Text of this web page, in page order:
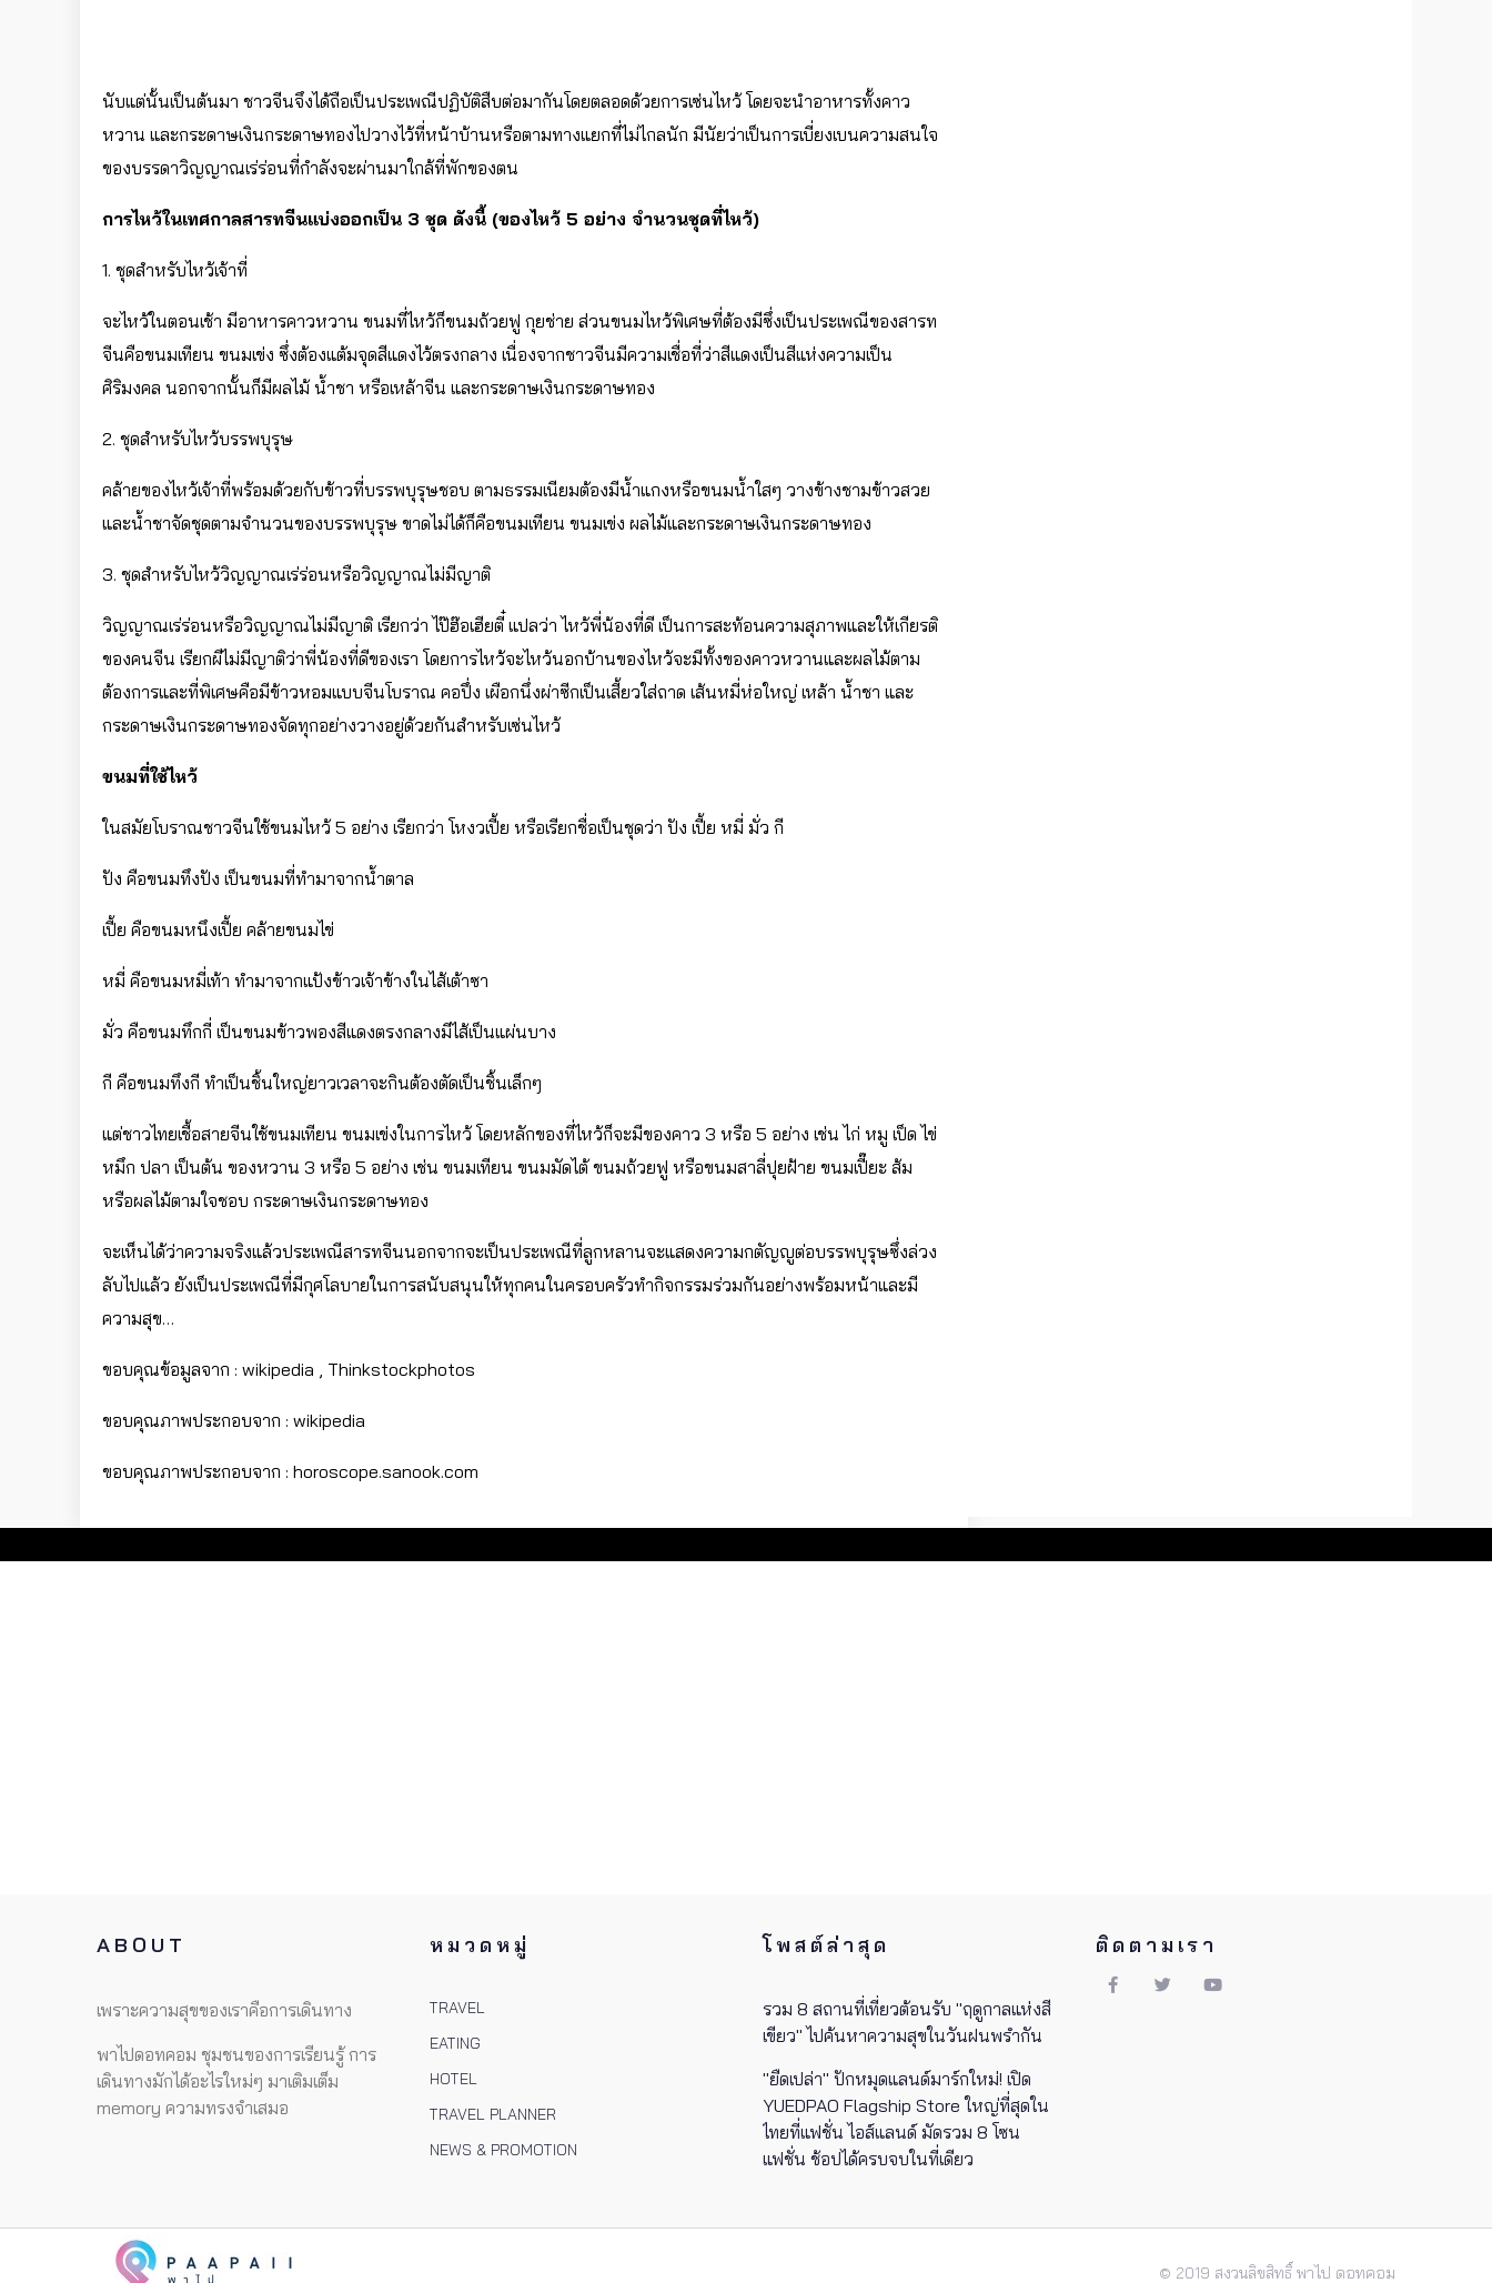
นับแต่นั้นเป็นต้นมา ชาวจีนจึงได้ถือเป็นประเพณีปฏิบัติสืบต่อมากันโดยตลอดด้วยการเซ่นไหว้ โดยจะนำอาหารทั้งคาว
หวาน และกระดาษเงินกระดาษทองไปวางไว้ที่หน้าบ้านหรือตามทางแยกที่ไม่ไกลนัก มีนัยว่าเป็นการเบี่ยงเบนความสนใจ
ของบรรดาวิญญาณเร่ร่อนที่กำลังจะผ่านมาใกล้ที่พักของตน
การไหว้ในเทศกาลสารทจีนแบ่งออกเป็น 3 ชุด ดังนี้ (ของไหว้ 5 อย่าง จำนวนชุดที่ไหว้)
1. ชุดสำหรับไหว้เจ้าที่
จะไหว้ในตอนเช้า มีอาหารคาวหวาน ขนมที่ไหว้ก็ขนมถ้วยฟู กุยช่าย ส่วนขนมไหว้พิเศษที่ต้องมีซึ่งเป็นประเพณีของสารท
จีนคือขนมเทียน ขนมเข่ง ซึ่งต้องแต้มจุดสีแดงไว้ตรงกลาง เนื่องจากชาวจีนมีความเชื่อที่ว่าสีแดงเป็นสีแห่งความเป็น
ศิริมงคล นอกจากนั้นก็มีผลไม้ น้ำชา หรือเหล้าจีน และกระดาษเงินกระดาษทอง
2. ชุดสำหรับไหว้บรรพบุรุษ
คล้ายของไหว้เจ้าที่พร้อมด้วยกับข้าวที่บรรพบุรุษชอบ ตามธรรมเนียมต้องมีน้ำแกงหรือขนมน้ำใสๆ วางข้างชามข้าวสวย
และน้ำชาจัดชุดตามจำนวนของบรรพบุรุษ ขาดไม่ได้ก็คือขนมเทียน ขนมเข่ง ผลไม้และกระดาษเงินกระดาษทอง
3. ชุดสำหรับไหว้วิญญาณเร่ร่อนหรือวิญญาณไม่มีญาติ
วิญญาณเร่ร่อนหรือวิญญาณไม่มีญาติ เรียกว่า ไป๊ฮ๊อเฮียตี๋ แปลว่า ไหว้พี่น้องที่ดี เป็นการสะท้อนความสุภาพและให้เกียรติ
ของคนจีน เรียกผีไม่มีญาติว่าพี่น้องที่ดีของเรา โดยการไหว้จะไหว้นอกบ้านของไหว้จะมีทั้งของคาวหวานและผลไม้ตาม
ต้องการและที่พิเศษคือมีข้าวหอมแบบจีนโบราณ คอปึ่ง เผือกนึ่งผ่าซีกเป็นเสี้ยวใส่ถาด เส้นหมี่ห่อใหญ่ เหล้า น้ำชา และ
กระดาษเงินกระดาษทองจัดทุกอย่างวางอยู่ด้วยกันสำหรับเซ่นไหว้
ขนมที่ใช้ไหว้
ในสมัยโบราณชาวจีนใช้ขนมไหว้ 5 อย่าง เรียกว่า โหงวเปี้ย หรือเรียกชื่อเป็นชุดว่า ปัง เปี้ย หมี่ มั่ว กี
ปัง คือขนมทึงปัง เป็นขนมที่ทำมาจากน้ำตาล
เปี้ย คือขนมหนึงเปี้ย คล้ายขนมไข่
หมี่ คือขนมหมี่เท้า ทำมาจากแป้งข้าวเจ้าข้างในไส้เต้าซา
มั่ว คือขนมทึกกี่ เป็นขนมข้าวพองสีแดงตรงกลางมีไส้เป็นแผ่นบาง
กี คือขนมทึงกี ทำเป็นชิ้นใหญ่ยาวเวลาจะกินต้องตัดเป็นชิ้นเล็กๆ
แต่ชาวไทยเชื้อสายจีนใช้ขนมเทียน ขนมเข่งในการไหว้ โดยหลักของที่ไหว้ก็จะมีของคาว 3 หรือ 5 อย่าง เช่น ไก่ หมู เป็ด ไข่
หมึก ปลา เป็นต้น ของหวาน 3 หรือ 5 อย่าง เช่น ขนมเทียน ขนมมัดไต้ ขนมถ้วยฟู หรือขนมสาลี่ปุยฝ้าย ขนมเปี๊ยะ ส้ม
หรือผลไม้ตามใจชอบ กระดาษเงินกระดาษทอง
จะเห็นได้ว่าความจริงแล้วประเพณีสารทจีนนอกจากจะเป็นประเพณีที่ลูกหลานจะแสดงความกตัญญูต่อบรรพบุรุษซึ่งล่วง
ลับไปแล้ว ยังเป็นประเพณีที่มีกุศโลบายในการสนับสนุนให้ทุกคนในครอบครัวทำกิจกรรมร่วมกันอย่างพร้อมหน้าและมี
ความสุข…
ขอบคุณข้อมูลจาก : wikipedia , Thinkstockphotos
ขอบคุณภาพประกอบจาก : wikipedia
ขอบคุณภาพประกอบจาก : horoscope.sanook.com
ABOUT
เพราะความสุขของเราคือการเดินทาง
พาไปดอทคอม ชุมชนของการเรียนรู้ การ
เดินทางมักได้อะไรใหม่ๆ มาเติมเต็ม
memory ความทรงจำเสมอ
หมวดหมู่
TRAVEL
EATING
HOTEL
TRAVEL PLANNER
NEWS & PROMOTION
โพสต์ล่าสุด
รวม 8 สถานที่เที่ยวต้อนรับ "ฤดูกาลแห่งสี
เขียว" ไปค้นหาความสุขในวันฝนพรำกัน
"ยืดเปล่า" ปักหมุดแลนด์มาร์กใหม่! เปิด
YUEDPAO Flagship Store ใหญ่ที่สุดใน
ไทยที่แฟชั่น ไอส์แลนด์ มัดรวม 8 โซน
แฟชั่น ช้อปได้ครบจบในที่เดียว
ติดตามเรา
© 2019 สงวนลิขสิทธิ์ พาไป ดอทคอม